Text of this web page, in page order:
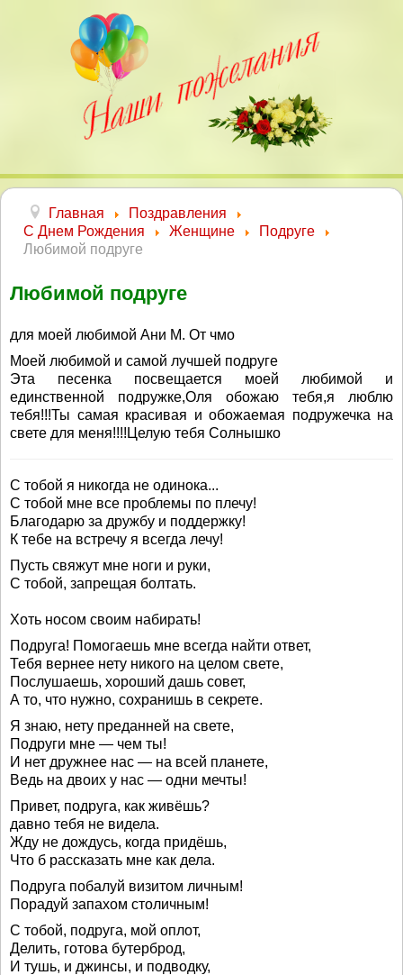
Главная
Поздравления
С Днем Рождения
Женщине
Подруге
Любимой подруге
Любимой подруге
для моей любимой Ани М. От чмо
Моей любимой и самой лучшей подруге
Эта песенка посвещается моей любимой и
единственной подружке,Оля обожаю тебя,я люблю
тебя!!!Ты самая красивая и обожаемая подружечка на
свете для меня!!!!Целую тебя Солнышко
С тобой я никогда не одинока...
С тобой мне все проблемы по плечу!
Благодарю за дружбу и поддержку!
К тебе на встречу я всегда лечу!
Пусть свяжут мне ноги и руки,
С тобой, запрещая болтать.
Хоть носом своим набирать!
Подруга! Помогаешь мне всегда найти ответ,
Тебя вернее нету никого на целом свете,
Послушаешь, хороший дашь совет,
А то, что нужно, сохранишь в секрете.
Я знаю, нету преданней на свете,
Подруги мне — чем ты!
И нет дружнее нас — на всей планете,
Ведь на двоих у нас — одни мечты!
Привет, подруга, как живёшь?
давно тебя не видела.
Жду не дождусь, когда придёшь,
Что б рассказать мне как дела.
Подруга побалуй визитом личным!
Порадуй запахом столичным!
С тобой, подруга, мой оплот,
Делить, готова бутерброд,
И тушь, и джинсы, и подводку,